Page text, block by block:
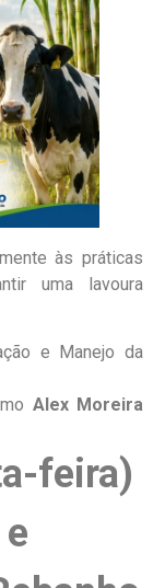
às práticas
uma lavoura
e Manejo da
Alex Moreira
feira)